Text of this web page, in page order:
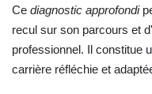
Ce diagnostic approfondi
recul sur son parcours et
professionnel. Il constitue
carrière réfléchie et